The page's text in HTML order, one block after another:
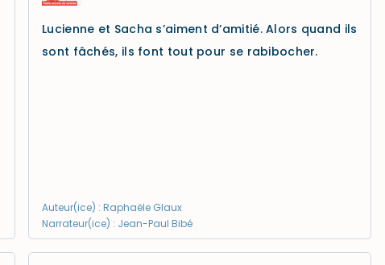
Lucienne et Sacha s’aiment d’amitié. Alors quand ils
sont fâchés, ils font tout pour se rabibocher.
Auteur(ice) : Raphaële Glaux
Narrateur(ice) : Jean-Paul Bibé